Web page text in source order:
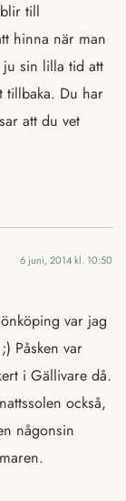
till
hinna när man
sin lilla tid att
tillbaka. Du har
att du vet
6 juni, 2014 kl. 10:50
var jag
Påsken var
i Gällivare då.
också,
någonsin